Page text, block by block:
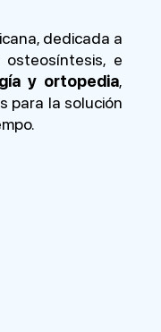
dedicada a
e
y ortopedia,
para la solución